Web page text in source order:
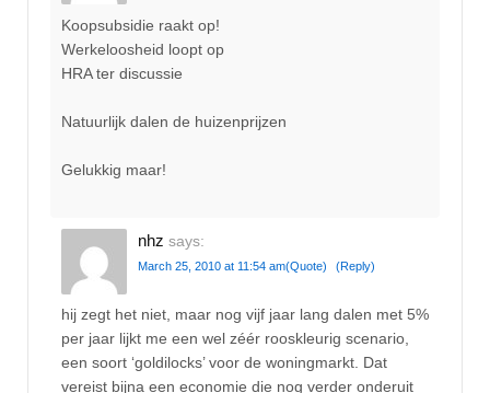
Koopsubsidie raakt op!
Werkeloosheid loopt op
HRA ter discussie
Natuurlijk dalen de huizenprijzen
Gelukkig maar!
nhz says:
March 25, 2010 at 11:54 am(Quote) (Reply)
hij zegt het niet, maar nog vijf jaar lang dalen met 5%
per jaar lijkt me een wel zéér rooskleurig scenario,
een soort ‘goldilocks’ voor de woningmarkt. Dat
vereist bijna een economie die nog verder onderuit